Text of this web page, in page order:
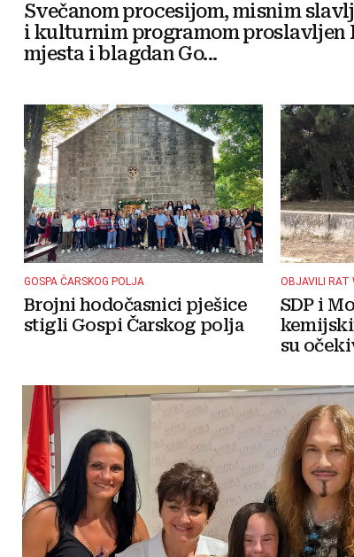
Svečanom procesijom, misnim
i kulturnim programom proslavljen
mjesta i blagdan Go...
GOSPA ČARSKOG POLJA
Brojni hodočasnici pješice
stigli Gospi Čarskog polja
OBJAVILI RAT
SDP i
su